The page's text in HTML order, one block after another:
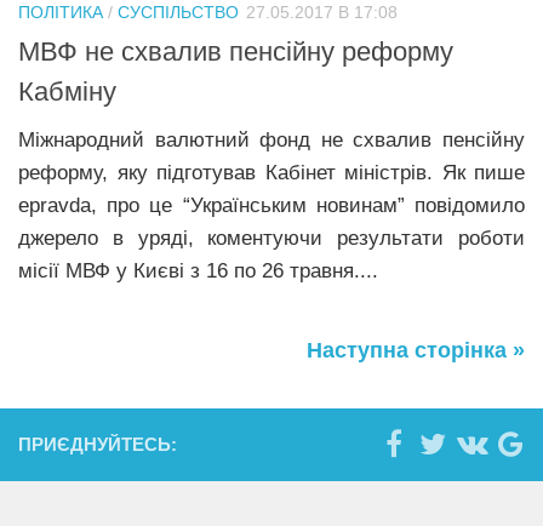
ПОЛІТИКА / СУСПІЛЬСТВО 27.05.2017 В 17:08
МВФ не схвалив пенсійну реформу
Кабміну
Міжнародний валютний фонд не схвалив пенсійну
реформу, яку підготував Кабінет міністрів. Як пише
epravda, про це “Українським новинам” повідомило
джерело в уряді, коментуючи результати роботи
місії МВФ у Києві з 16 по 26 травня....
Наступна сторінка »
ПРИЄДНУЙТЕСЬ: